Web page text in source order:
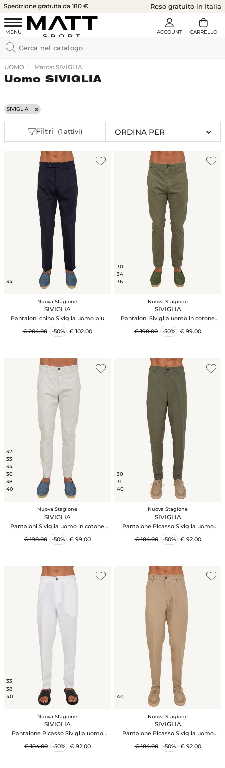
Spedizione gratuita da 180 € Reso gratuito in Italia
UOMO Marca: SIVIGLIA
Uomo SIVIGLIA
SIVIGLIA
Filtri (1 attivi)
34
Nuova Stagione
SIVIGLIA
Pantaloni chino Siviglia uomo blu
€ 204.00
-50% € 102.00
30
34
36
Nuova Stagione
SIVIGLIA
Pantaloni Siviglia uomo in cotone
verde
€ 198.00
-50% € 99.00
32
33
34
36
38
40
Nuova Stagione
SIVIGLIA
Pantaloni Siviglia uomo in cotone
grigio ghiaccio
€ 198.00
-50% € 99.00
30
31
40
Nuova Stagione
SIVIGLIA
Pantalone Picasso Siviglia uomo
misto viscosa e lino verde
€ 184.00
-50% € 92.00
33
38
40
Nuova Stagione
SIVIGLIA
Pantalone Picasso Siviglia uomo
misto viscosa e lino bianchi
€ 184.00
-50% € 92.00
40
Nuova Stagione
SIVIGLIA
Pantalone Picasso Siviglia uomo
misto viscosa e lino beige
€ 184.00
-50% € 92.00